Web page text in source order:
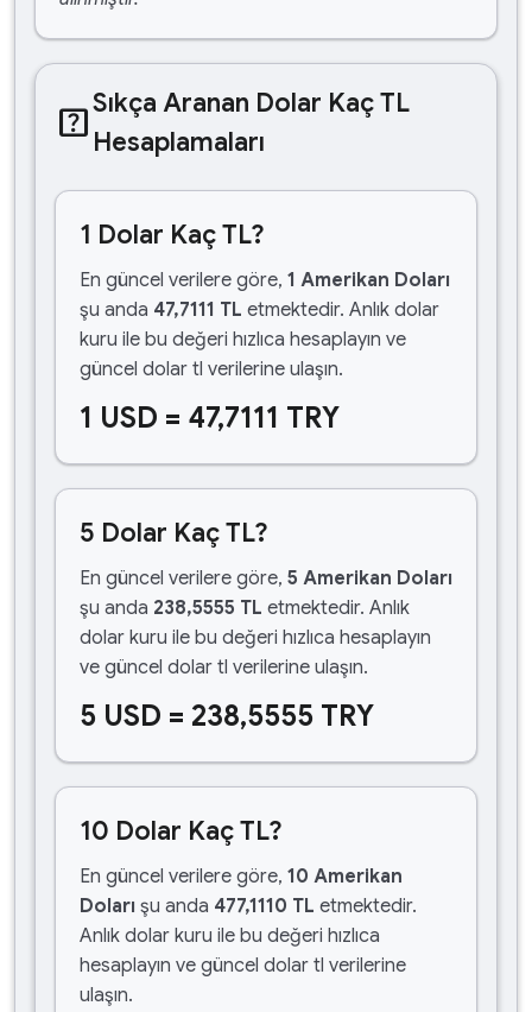
help_centerSıkça Aranan Dolar Kaç TL
Hesaplamaları
1 Dolar Kaç TL?
En güncel verilere göre, 1 Amerikan Doları
şu anda 47,7111 TL etmektedir. Anlık dolar
kuru ile bu değeri hızlıca hesaplayın ve
güncel dolar tl verilerine ulaşın.
1 USD = 47,7111 TRY
5 Dolar Kaç TL?
En güncel verilere göre, 5 Amerikan Doları
şu anda 238,5555 TL etmektedir. Anlık
dolar kuru ile bu değeri hızlıca hesaplayın
ve güncel dolar tl verilerine ulaşın.
5 USD = 238,5555 TRY
10 Dolar Kaç TL?
En güncel verilere göre, 10 Amerikan
Doları şu anda 477,1110 TL etmektedir.
Anlık dolar kuru ile bu değeri hızlıca
hesaplayın ve güncel dolar tl verilerine
ulaşın.